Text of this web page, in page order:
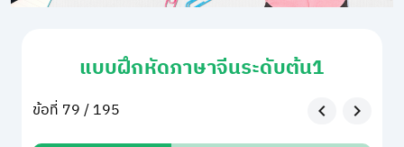
แบบฝึกหัดภาษาจีนระดับต้น1
ข้อที่ 79 / 195